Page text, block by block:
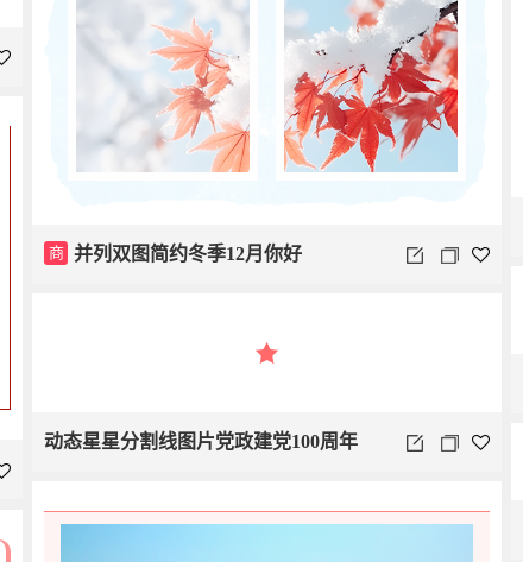
商 并列双图简约冬季12月你好
动态星星分割线图片党政建党100周年